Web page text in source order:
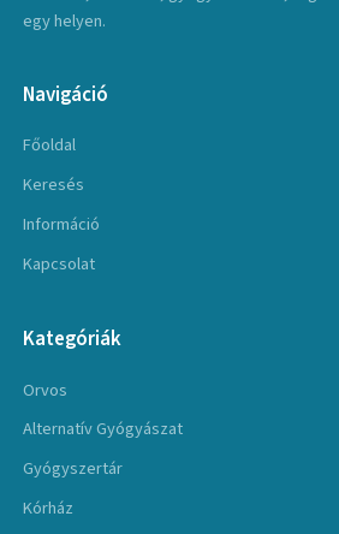
egy helyen.
Navigáció
Főoldal
Keresés
Információ
Kapcsolat
Kategóriák
Orvos
Alternatív Gyógyászat
Gyógyszertár
Kórház